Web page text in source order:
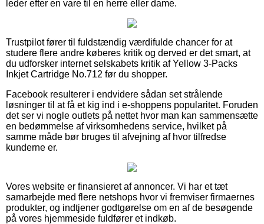
leder efter en vare til en herre eller dame.
Trustpilot fører til fuldstændig værdifulde chancer for at
studere flere andre køberes kritik og derved er det smart, at
du udforsker internet selskabets kritik af Yellow 3-Packs
Inkjet Cartridge No.712 før du shopper.
Facebook resulterer i endvidere sådan set strålende
løsninger til at få et kig ind i e-shoppens popularitet. Foruden
det ser vi nogle outlets på nettet hvor man kan sammensætte
en bedømmelse af virksomhedens service, hvilket på
samme måde bør bruges til afvejning af hvor tilfredse
kunderne er.
Vores website er finansieret af annoncer. Vi har et tæt
samarbejde med flere netshops hvor vi fremviser firmaernes
produkter, og indtjener godtgørelse om en af de besøgende
på vores hjemmeside fuldfører et indkøb.